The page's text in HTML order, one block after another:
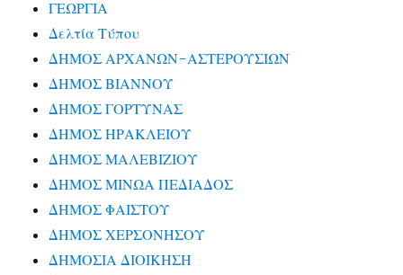
ΓΕΩΡΓΙΑ
Δελτία Τύπου
ΔΗΜΟΣ ΑΡΧΑΝΩΝ-ΑΣΤΕΡΟΥΣΙΩΝ
ΔΗΜΟΣ ΒΙΑΝΝΟΥ
ΔΗΜΟΣ ΓΟΡΤΥΝΑΣ
ΔΗΜΟΣ ΗΡΑΚΛΕΙΟΥ
ΔΗΜΟΣ ΜΑΛΕΒΙΖΙΟΥ
ΔΗΜΟΣ ΜΙΝΩΑ ΠΕΔΙΑΔΟΣ
ΔΗΜΟΣ ΦΑΙΣΤΟΥ
ΔΗΜΟΣ ΧΕΡΣΟΝΗΣΟΥ
ΔΗΜΟΣΙΑ ΔΙΟΙΚΗΣΗ